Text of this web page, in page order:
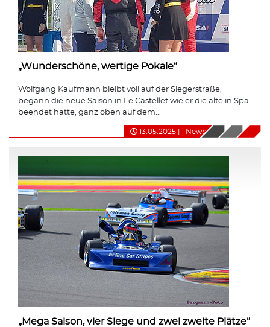
„Wunderschöne, wertige Pokale“
Wolfgang Kaufmann bleibt voll auf der Siegerstraße,
begann die neue Saison in Le Castellet wie er die alte in Spa
beendet hatte, ganz oben auf dem...
13.05.2025 News
„Mega Saison, vier Siege und zwei zweite Plätze“